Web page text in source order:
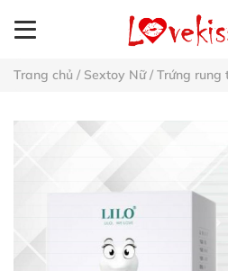
Trang chủ / Sextoy Nữ/ Trứng rung